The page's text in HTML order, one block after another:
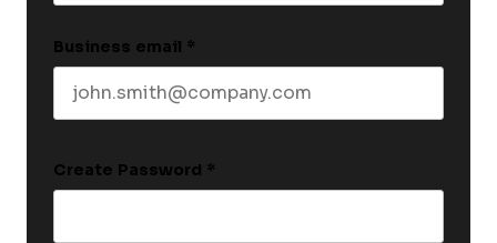
Business email *
Create Password *